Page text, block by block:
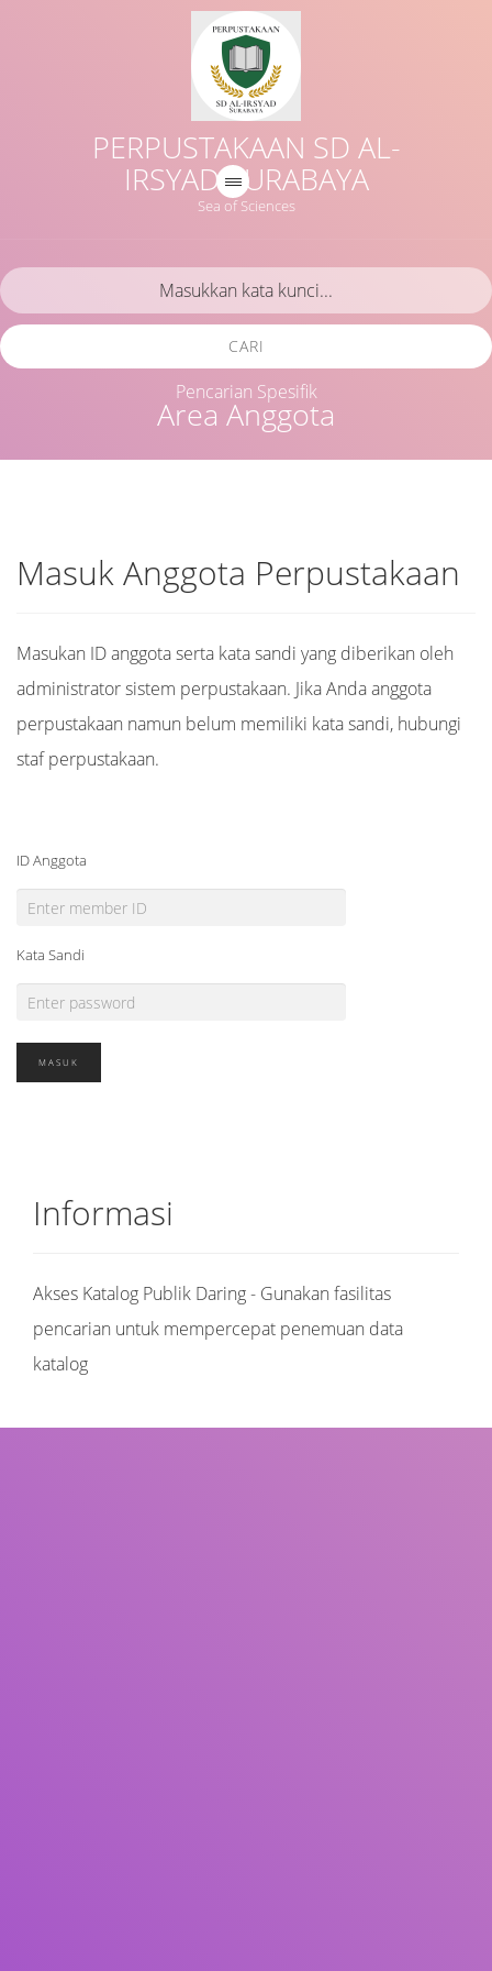
PERPUSTAKAAN SD AL-
IRSYAD SURABAYA
Sea of Sciences
Area Anggota
CARI
Pencarian Spesifik
Masuk Anggota Perpustakaan
Masukan ID anggota serta kata sandi yang diberikan oleh
administrator sistem perpustakaan. Jika Anda anggota
perpustakaan namun belum memiliki kata sandi, hubungi
staf perpustakaan.
ID Anggota
Kata Sandi
Informasi
Akses Katalog Publik Daring - Gunakan fasilitas
pencarian untuk mempercepat penemuan data
katalog